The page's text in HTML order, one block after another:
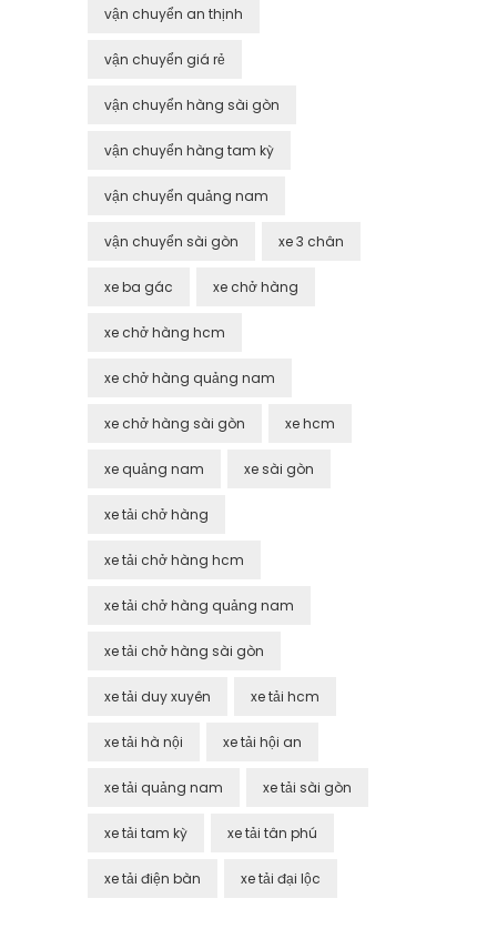
vận chuyển an thịnh
vận chuyển giá rẻ
vận chuyển hàng sài gòn
vận chuyển hàng tam kỳ
vận chuyển quảng nam
vận chuyển sài gòn xe 3 chân
xe ba gác xe chở hàng
xe chở hàng hcm
xe chở hàng quảng nam
xe chở hàng sài gòn xe hcm
xe quảng nam xe sài gòn
xe tải chở hàng
xe tải chở hàng hcm
xe tải chở hàng quảng nam
xe tải chở hàng sài gòn
xe tải duy xuyên xe tải hcm
xe tải hà nội xe tải hội an
xe tải quảng nam xe tải sài gòn
xe tải tam kỳ xe tải tân phú
xe tải điện bàn xe tải đại lộc